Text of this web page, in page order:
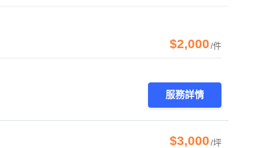
$2,000/件
服務詳情
$3,000/坪